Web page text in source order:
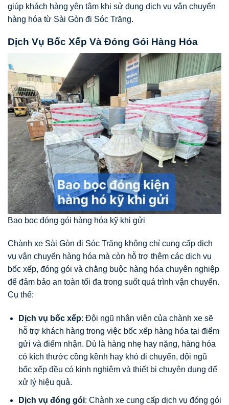
giúp khách hàng yên tâm khi sử dụng dịch vụ vận chuyển
hàng hóa từ Sài Gòn đi Sóc Trăng.
Dịch Vụ Bốc Xếp Và Đóng Gói Hàng Hóa
Bao bọc đóng gói hàng hóa kỹ khi gửi
Chành xe Sài Gòn đi Sóc Trăng không chỉ cung cấp dịch
vụ vận chuyển hàng hóa mà còn hỗ trợ thêm các dịch vụ
bốc xếp, đóng gói và chằng buộc hàng hóa chuyên nghiệp
để đảm bảo an toàn tối đa trong suốt quá trình vận chuyển.
Cụ thể:
Dịch vụ bốc xếp: Đội ngũ nhân viên của chành xe sẽ
hỗ trợ khách hàng trong việc bốc xếp hàng hóa tại điểm
gửi và điểm nhận. Dù là hàng nhẹ hay nặng, hàng hóa
có kích thước cồng kềnh hay khó di chuyển, đội ngũ
bốc xếp đều có kinh nghiệm và thiết bị chuyên dụng để
xử lý hiệu quả.
Dịch vụ đóng gói: Chành xe cung cấp dịch vụ đóng gói